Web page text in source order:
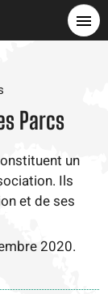
Parcs
un
Ils
et de ses
2020.